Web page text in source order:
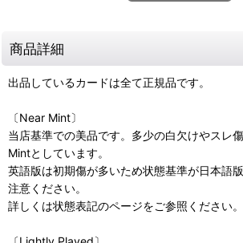
商品詳細
出品しているカードは全て正規品です。
〔Near Mint〕
当店基準での美品です。多少の白欠けやスレ
Mintとしています。
英語版は初期傷が多いため状態基準が日本語
注意ください。
詳しくは状態表記のページをご参照ください。